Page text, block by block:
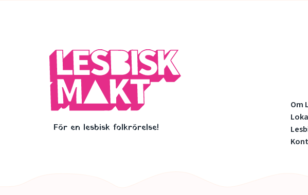
För en lesbisk folkrörelse!
e
Om